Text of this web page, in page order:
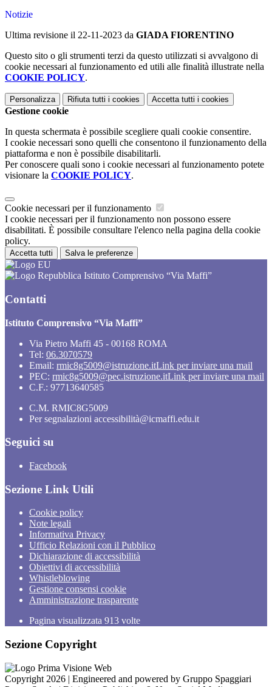
Notizie
Ultima revisione il 22-11-2023 da GIADA FIORENTINO
Questo sito o gli strumenti terzi da questo utilizzati si avvalgono di
cookie necessari al funzionamento ed utili alle finalità illustrate nella
COOKIE POLICY.
Personalizza Rifiuta tutti i cookies Accetta tutti i cookies
Gestione cookie
In questa schermata è possibile scegliere quali cookie consentire.
I cookie necessari sono quelli che consentono il funzionamento della
piattaforma e non è possibile disabilitarli.
Per conoscere quali sono i cookie necessari al funzionamento potete
visionare la COOKIE POLICY.
Cookie necessari per il funzionamento
I cookie necessari per il funzionamento non possono essere
disabilitati. È possibile consultare l'elenco nella pagina della cookie
policy.
Accetta tutti Salva le preferenze
Istituto Comprensivo “Via Maffi”
Contatti
Istituto Comprensivo “Via Maffi”
Via Pietro Maffi 45 - 00168 ROMA
Tel: 06.3070579
Email: rmic8g5009@istruzione.itLink per inviare una mail
PEC: rmic8g5009@pec.istruzione.itLink per inviare una mail
C.F.: 97713640585
C.M. RMIC8G5009
Per segnalazioni accessibilità@icmaffi.edu.it
Seguici su
Facebook
Sezione Link Utili
Cookie policy
Note legali
Informativa Privacy
Ufficio Relazioni con il Pubblico
Dichiarazione di accessibilità
Obiettivi di accessibilità
Whistleblowing
Gestione consensi cookie
Amministrazione trasparente
Pagina visualizzata 913 volte
Sezione Copyright
Copyright 2026 | Engineered and powered by Gruppo Spaggiari